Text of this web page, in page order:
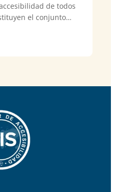
de todos
el conjunto…